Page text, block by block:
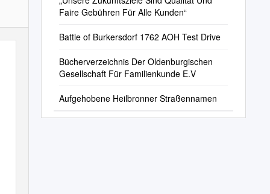
Faire Gebühren Für Alle Kunden“
Battle of Burkersdorf 1762 AOH Test Drive
Bücherverzeichnis Der Oldenburgischen
Gesellschaft Für Familienkunde E.V
Aufgehobene Heilbronner Straßennamen